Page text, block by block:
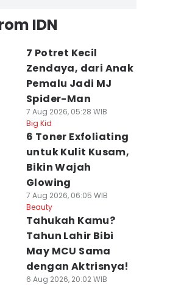
IDN
7 Potret Kecil
Zendaya, dari Anak
Pemalu Jadi MJ
Spider-Man
7 Aug 2026, 05:28 WIB
Big Kid
6 Toner Exfoliating
untuk Kulit Kusam,
Bikin Wajah
Glowing
7 Aug 2026, 06:05 WIB
Beauty
Tahukah Kamu?
Tahun Lahir Bibi
May MCU Sama
dengan Aktrisnya!
6 Aug 2026, 20:02 WIB